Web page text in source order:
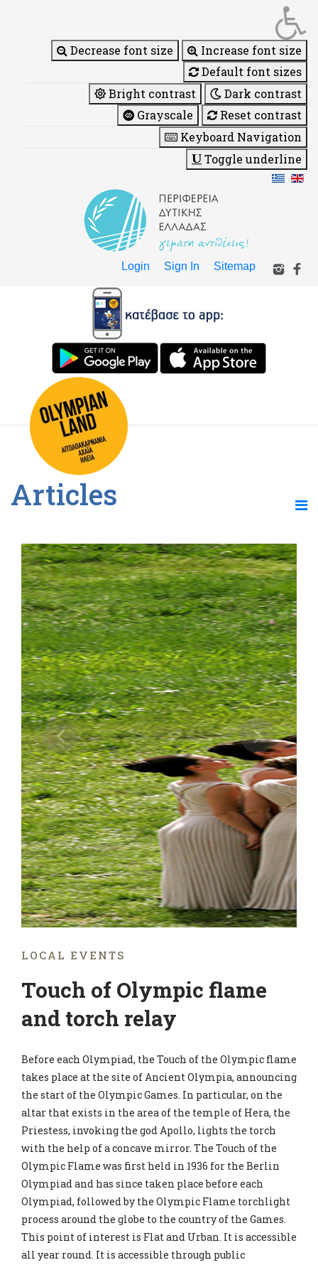
Decrease font size
Increase font size
Default font sizes
Bright contrast
Dark contrast
Grayscale
Reset contrast
Keyboard Navigation
Toggle underline
Login Sign In Sitemap
Articles
LOCAL EVENTS
Touch of Olympic flame
and torch relay
Before each Olympiad, the Touch of the Olympic flame
takes place at the site of Ancient Olympia, announcing
the start of the Olympic Games. In particular, on the
altar that exists in the area of the temple of Hera, the
Priestess, invoking the god Apollo, lights the torch
with the help of a concave mirror. The Touch of the
Olympic Flame was first held in 1936 for the Berlin
Olympiad and has since taken place before each
Olympiad, followed by the Olympic Flame torchlight
process around the globe to the country of the Games.
This point of interest is Flat and Urban. It is accessible
all year round. It is accessible through public